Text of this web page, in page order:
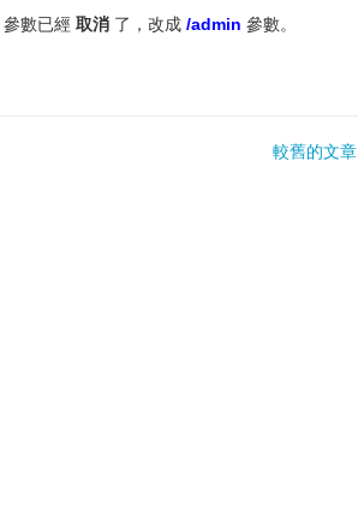
參數已經 取消 了，改成 /admin 參數。
較舊的文章